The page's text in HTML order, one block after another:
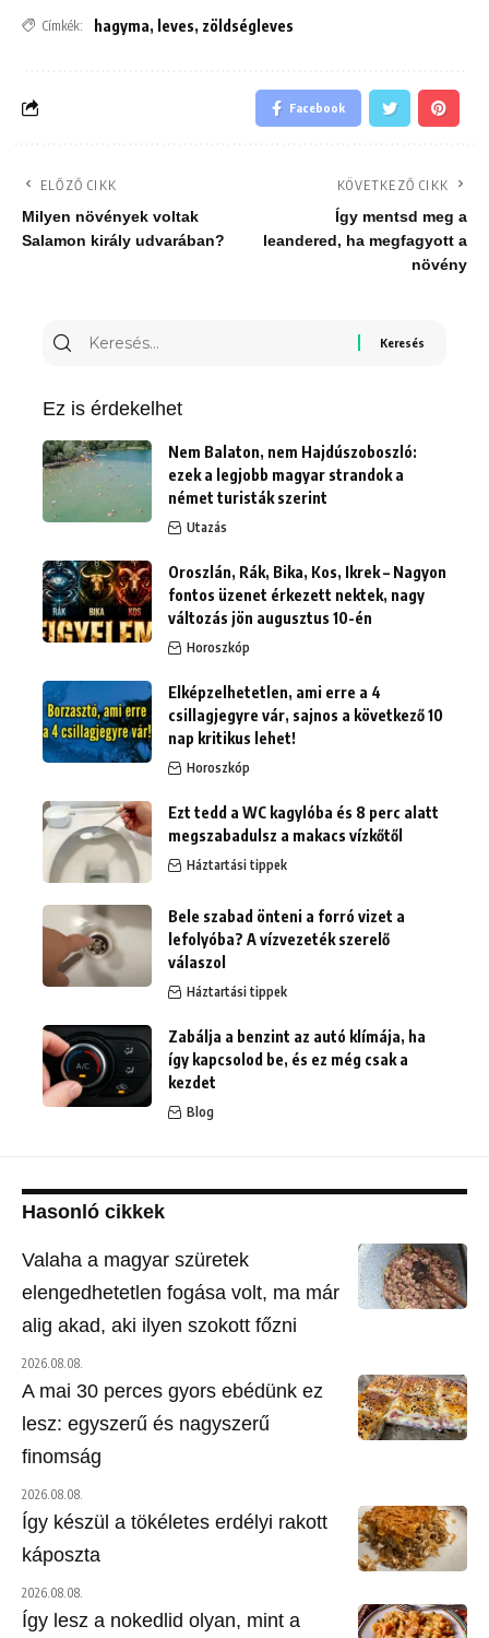
Címkék: hagyma, leves, zöldségleves
Facebook
ELŐZŐ CIKK
Milyen növények voltak
Salamon király udvarában?
KÖVETKEZŐ CIKK
Így mentsd meg a
leandered, ha megfagyott a
növény
Keresés
Ez is érdekelhet
Nem Balaton, nem Hajdúszoboszló:
ezek a legjobb magyar strandok a
német turisták szerint
Utazás
Oroszlán, Rák, Bika, Kos, Ikrek – Nagyon
fontos üzenet érkezett nektek, nagy
változás jön augusztus 10-én
Horoszkóp
Elképzelhetetlen, ami erre a 4
csillagjegyre vár, sajnos a következő 10
nap kritikus lehet!
Horoszkóp
Ezt tedd a WC kagylóba és 8 perc alatt
megszabadulsz a makacs vízkőtől
Háztartási tippek
Bele szabad önteni a forró vizet a
lefolyóba? A vízvezeték szerelő
válaszol
Háztartási tippek
Zabálja a benzint az autó klímája, ha
így kapcsolod be, és ez még csak a
kezdet
Blog
Hasonló cikkek
Valaha a magyar szüretek
elengedhetetlen fogása volt, ma már
alig akad, aki ilyen szokott főzni
2026.08.08.
A mai 30 perces gyors ebédünk ez
lesz: egyszerű és nagyszerű
finomság
2026.08.08.
Így készül a tökéletes erdélyi rakott
káposzta
2026.08.08.
Így lesz a nokedlid olyan, mint a